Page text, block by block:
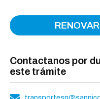
Contactanos por
este trámite